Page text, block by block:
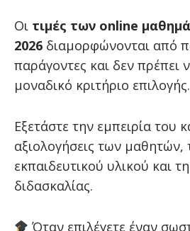
Οι τιμές των online
2026διαμορφώνονται από
παράγοντες και δεν πρέπει
μοναδικό κριτήριο επιλογής.
Εξετάστε την εμπειρία του
αξιολογήσεις των μαθητών,
εκπαιδευτικού υλικού και
διδασκαλίας.
Όταν επιλέγετε έναν